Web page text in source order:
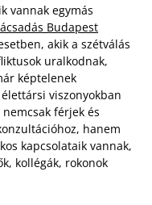
vannak egymás
Budapest
akik a szétválás
uralkodnak,
képtelenek
viszonyokban
férjek és
hanem
kapcsolataik vannak,
kollégák, rokonok